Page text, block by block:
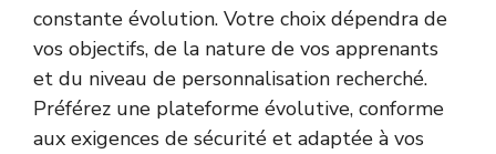
constante évolution. Votre choix dépendra de
vos objectifs, de la nature de vos apprenants
et du niveau de personnalisation recherché.
Préférez une plateforme évolutive, conforme
aux exigences de sécurité et adaptée à vos